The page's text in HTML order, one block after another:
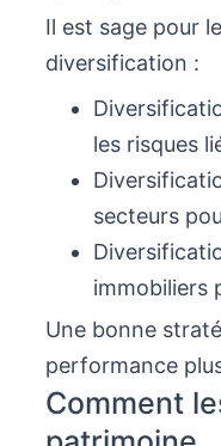
Il est sage pour
diversification :
les risques
secteurs
immobiliers
Une bonne
performance
Comment